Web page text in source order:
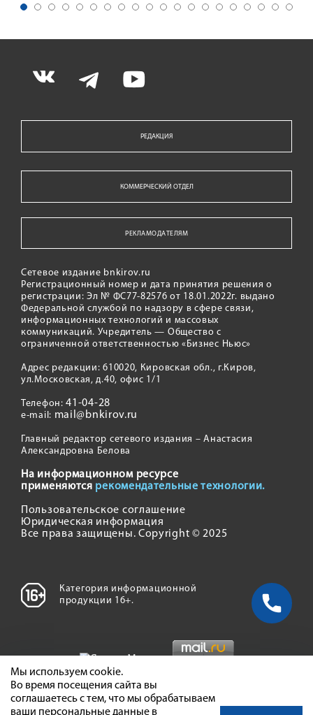
РЕДАКЦИЯ
КОММЕРЧЕСКИЙ ОТДЕЛ
РЕКЛАМОДАТЕЛЯМ
Сетевое издание bnkirov.ru
Регистрационный номер и дата принятия решения о
регистрации: Эл № ФС77-82576 от 18.01.2022г. выдано
Федеральной службой по надзору в сфере связи,
информационных технологий и массовых
коммуникаций. Учредитель — Общество с
ограниченной ответственностью «Бизнес Ньюс»
Адрес редакции: 610020, Кировская обл., г.Киров,
ул.Московская, д.40, офис 1/1
Телефон:41-04-28
e-mail: mail@bnkirov.ru
Главный редактор сетевого издания – Анастасия
Александровна Белова
На информационном ресурсе
применяются рекомендательные технологии.
Пользовательское соглашение
Юридическая информация
Все права защищены. Copyright © 2025
Категория информационной
продукции 16+.
Мы используем cookie.
Во время посещения сайта вы
соглашаетесь с тем, что мы обрабатываем
ваши персональные данные в